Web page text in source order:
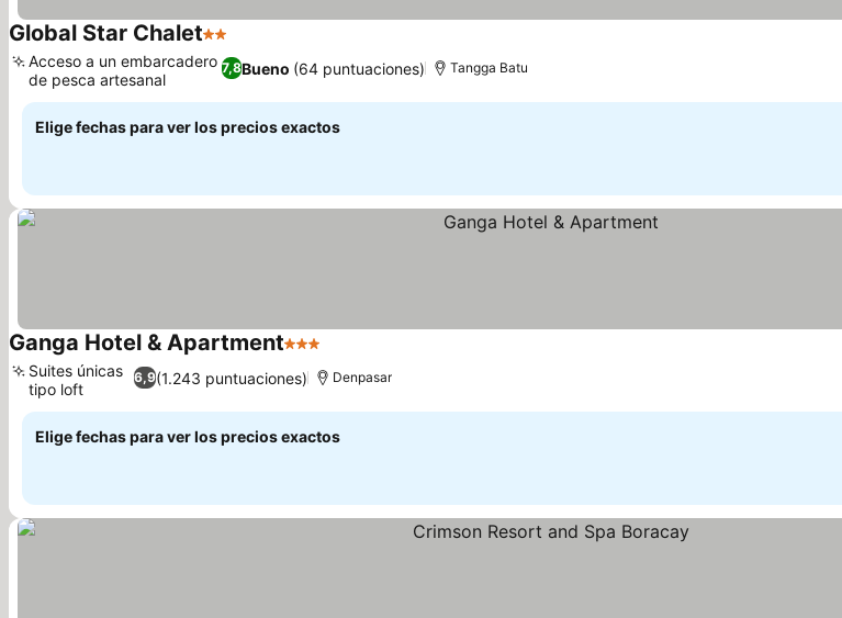
Global Star Chalet2 Estrellas
7,8Bueno (64 puntuaciones)
Acceso a un embarcadero
de pesca artesanal
Tangga Batu
Elige fechas para ver los precios exactos
Ganga Hotel & Apartment3 Estrellas
6,9(1.243 puntuaciones)
Suites únicas
tipo loft
Denpasar
Elige fechas para ver los precios exactos